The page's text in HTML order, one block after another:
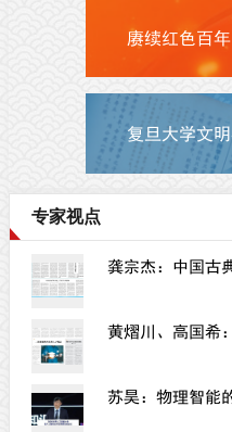
赓续红色百
复旦大学文
专家视点
龚宗杰：中国古
黄熠川、高国希
苏昊：物理智能